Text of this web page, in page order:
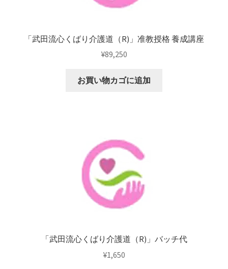
「武田流心くばり介護道（R)」准教授格 養成講座
¥89,250
お買い物カゴに追加
「武田流心くばり介護道（R)」バッチ代
¥1,650